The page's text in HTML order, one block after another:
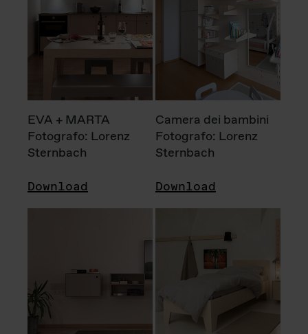
EVA + MARTA
Fotografo: Lorenz
Sternbach
Download
Camera dei bambini
Fotografo: Lorenz
Sternbach
Download